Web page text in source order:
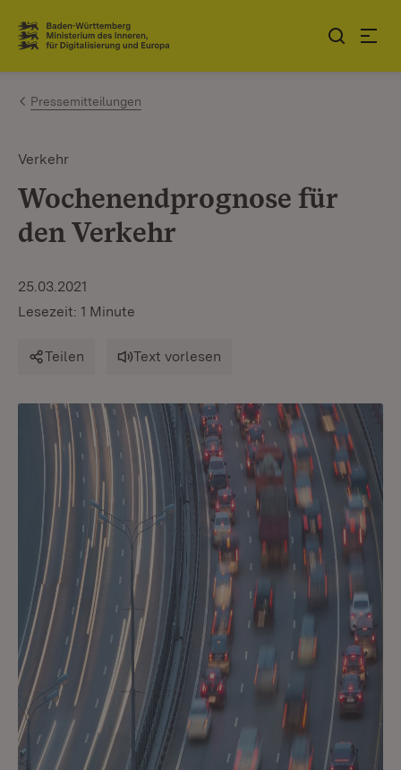
Zum Inhalt springen
Link zur Startseite
Pressemitteilungen
Verkehr
Wochenendprognose für
den Verkehr
25.03.2021
Lesezeit: 1 Minute
Teilen Text vorlesen